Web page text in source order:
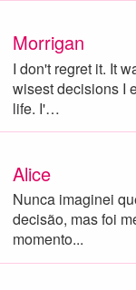
Morrigan
I don't regret it. It
wisest decisions I
life. I'…
Alice
Nunca imaginei
decisão, mas foi
momento...